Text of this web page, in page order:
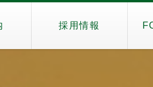
採用情報